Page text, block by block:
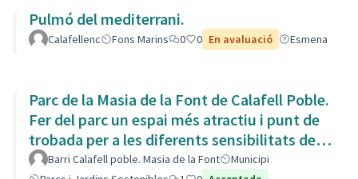
Pulmó del mediterrani.
Calafellenc Fons Marins 0 0 En avaluació Esmena
Parc de la Masia de la Font de Calafell Poble.
Fer del parc un espai més atractiu i punt de
trobada per a les diferents sensibilitats del
barri.Barri Calafell poble. Masia de la Font
Municipi